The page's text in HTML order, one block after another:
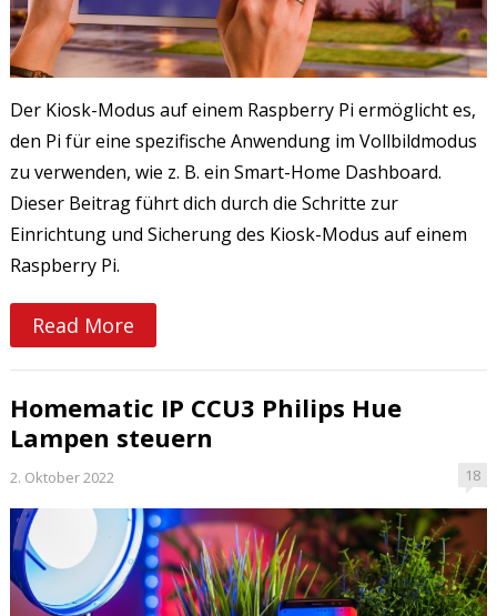
Der Kiosk-Modus auf einem Raspberry Pi ermöglicht es,
den Pi für eine spezifische Anwendung im Vollbildmodus
zu verwenden, wie z. B. ein Smart-Home Dashboard.
Dieser Beitrag führt dich durch die Schritte zur
Einrichtung und Sicherung des Kiosk-Modus auf einem
Raspberry Pi.
Read More
Homematic IP CCU3 Philips Hue
Lampen steuern
2. Oktober 2022 18